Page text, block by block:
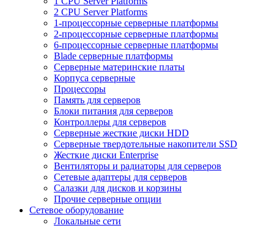
2 CPU Server Platforms
1-процессорные серверные платформы
2-процессорные серверные платформы
6-процессорные серверные платформы
Blade серверные платформы
Серверные материнские платы
Корпуса серверные
Процессоры
Память для серверов
Блоки питания для серверов
Контроллеры для серверов
Серверные жесткие диски HDD
Серверные твердотельные накопители SSD
Жесткие диски Enterprise
Вентиляторы и радиаторы для серверов
Сетевые адаптеры для серверов
Салазки для дисков и корзины
Прочие серверные опции
Сетевое оборудование
Локальные сети